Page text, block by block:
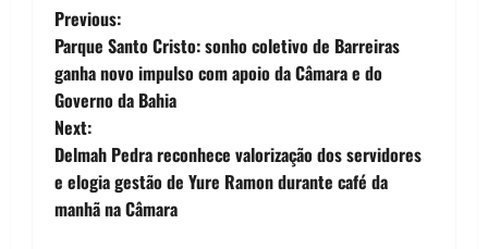
P
o
s
t
n
Previous:
Parque Santo Cristo: sonho coletivo de Barreiras
ganha novo impulso com apoio da Câmara e do
Governo da Bahia
Next:
Delmah Pedra reconhece valorização dos servidores
e elogia gestão de Yure Ramon durante café da
manhã na Câmara